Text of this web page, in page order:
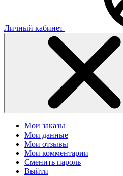
Личный кабинет
Мои заказы
Мои данные
Мои отзывы
Мои комментарии
Сменить пароль
Выйти